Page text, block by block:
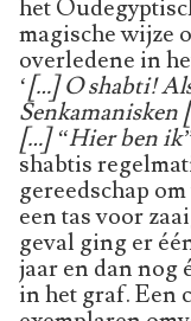
het
magische wijze
overledene in
‘[…] O shabti!
Senkamanisken
[…] “Hier ben
shabtis
gereedschap
een tas voor
geval ging er
jaar en dan nog
in het graf. Een